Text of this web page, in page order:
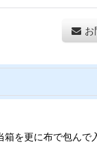
お
を更に布で包ん